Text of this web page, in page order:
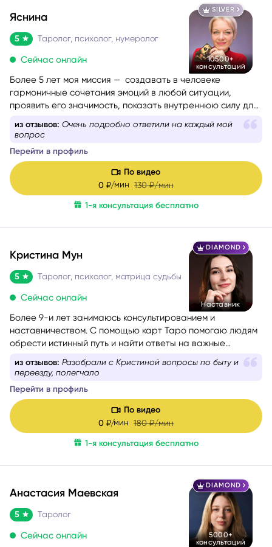
SILVER
10500+
консультаций
Яснина
5 Таролог, психолог, нумеролог
Сейчас онлайн
Более 5 лет моя миссия — создавать в человеке
гармоничные сочетания эмоций в любой ситуации,
проявить его значимость, показать внутреннюю силу для
самопомощи, сбалансировать энергии в зависимости от
ситуации.
из отзывов: Очень подробно ответили на каждый мой
вопрос
Перейти в профиль
По видео
0 ₽/мин 130 ₽/мин
1-я консультация бесплатно
DIAMOND
Наставник
Кристина Мун
5 Таролог, психолог, матрица судьбы
Сейчас онлайн
Более 9-и лет занимаюсь консультированием и
наставничеством. С помощью карт Таро помогаю людям
обрести истинный путь и найти ответы на важные
из отзывов: Разобрали с Кристиной вопросы по быту и
переезду, полегчало
Перейти в профиль
По видео
0 ₽/мин180 ₽/мин
1-я консультация бесплатно
DIAMOND
5000+
консультаций
Анастасия Маевская
5 Таролог
Сейчас онлайн